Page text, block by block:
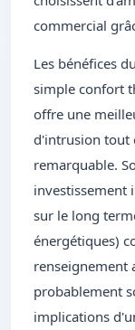
commercial
Les bénéfices
simple confort
offre une
d'intrusion tout
remarquable.
investissement
sur le long
énergétiques)
renseignement
probablement
implications